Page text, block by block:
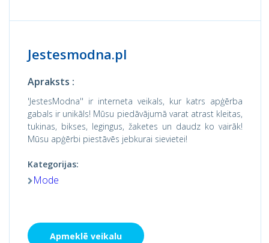
Jestesmodna.pl
Apraksts :
'JestesModna'' ir interneta veikals, kur katrs apģērba
gabals ir unikāls! Mūsu piedāvājumā varat atrast kleitas,
tukinas, bikses, legingus, žaketes un daudz ko vairāk!
Mūsu apģērbi piestāvēs jebkurai sievietei!
Kategorijas:
Mode
Apmeklē veikalu